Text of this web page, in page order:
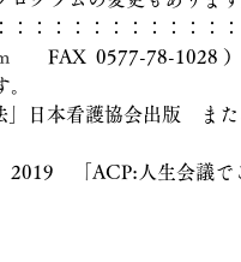
：：：：：：：：：：：
FAX  0577-78-1028 ）
日本看護協会出版　ま
　「ACP:人生会議で